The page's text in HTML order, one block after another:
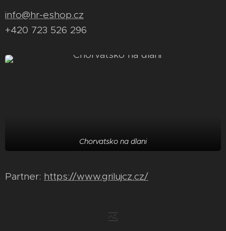
info@hr-eshop.cz
+420 723 526 296
Chorvatsko na dlani
Partner: https://www.grilujcz.cz/